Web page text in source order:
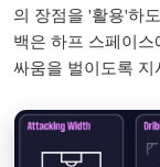
의 장점을 '활용'하
백은 하프 스페이
싸움을 벌이도록 지